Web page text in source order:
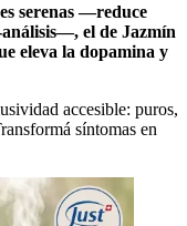
serenas —reduce
el de Jazmín
eleva la dopamina y
accesible: puros,
síntomas en